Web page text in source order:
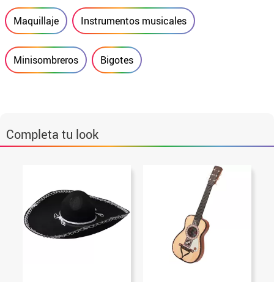
Maquillaje Instrumentos musicales
Minisombreros Bigotes
Completa tu look